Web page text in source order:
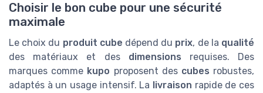
Choisir le bon cube pour une sécurité
maximale
Le choix du produit cube dépend du prix, de la qualité
des matériaux et des dimensions requises. Des
marques comme kupo proposent des cubes robustes,
adaptés à un usage intensif. La livraison rapide de ces